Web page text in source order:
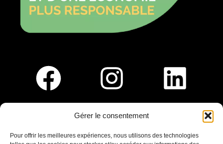
Gérer le consentement
Pour offrir les meilleures expériences, nous utilisons des technologies